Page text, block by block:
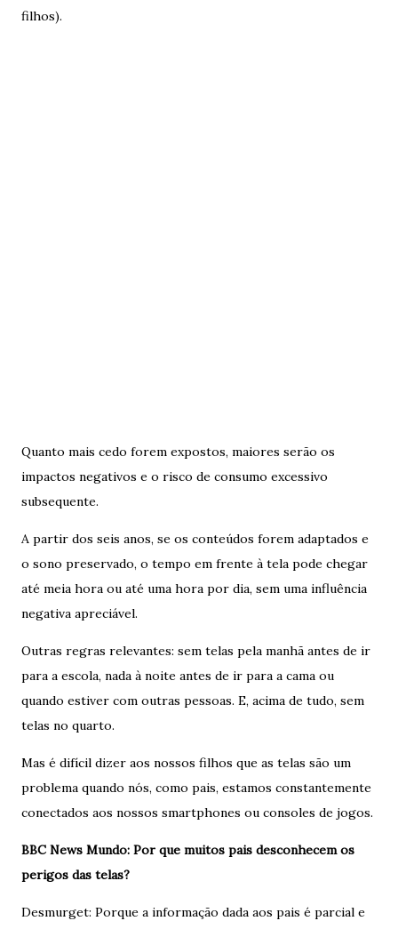
filhos).
Quanto mais cedo forem expostos, maiores serão os
impactos negativos e o risco de consumo excessivo
subsequente.
A partir dos seis anos, se os conteúdos forem adaptados e
o sono preservado, o tempo em frente à tela pode chegar
até meia hora ou até uma hora por dia, sem uma influência
negativa apreciável.
Outras regras relevantes: sem telas pela manhã antes de ir
para a escola, nada à noite antes de ir para a cama ou
quando estiver com outras pessoas. E, acima de tudo, sem
telas no quarto.
Mas é difícil dizer aos nossos filhos que as telas são um
problema quando nós, como pais, estamos constantemente
conectados aos nossos smartphones ou consoles de jogos.
BBC News Mundo: Por que muitos pais desconhecem os
perigos das telas?
Desmurget: Porque a informação dada aos pais é parcial e